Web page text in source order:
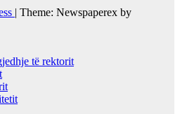
| Theme: Newspaperex by
të rektorit